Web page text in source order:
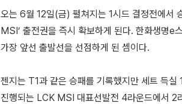
오는 6월 12일(금) 펼쳐지는 1시드 결정전에서
MSI’ 출전권을 즉시 확보하게 된다. 한화생명e
가장 앞선 출발선을 선점하게 된 셈이다.
젠지는 T1과 같은 승패를 기록했지만 세트 득
진행되는 LCK MSI 대표선발전 4라운드에서 2